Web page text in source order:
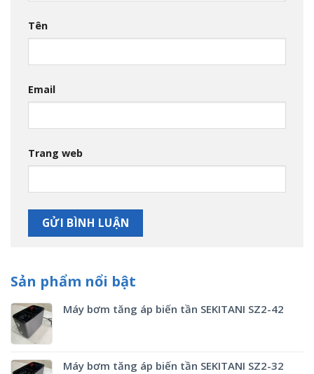
Tên
Email
Trang web
Sản phẩm nổi bật
Máy bơm tăng áp biến tần SEKITANI SZ2-42
Máy bơm tăng áp biến tần SEKITANI SZ2-32